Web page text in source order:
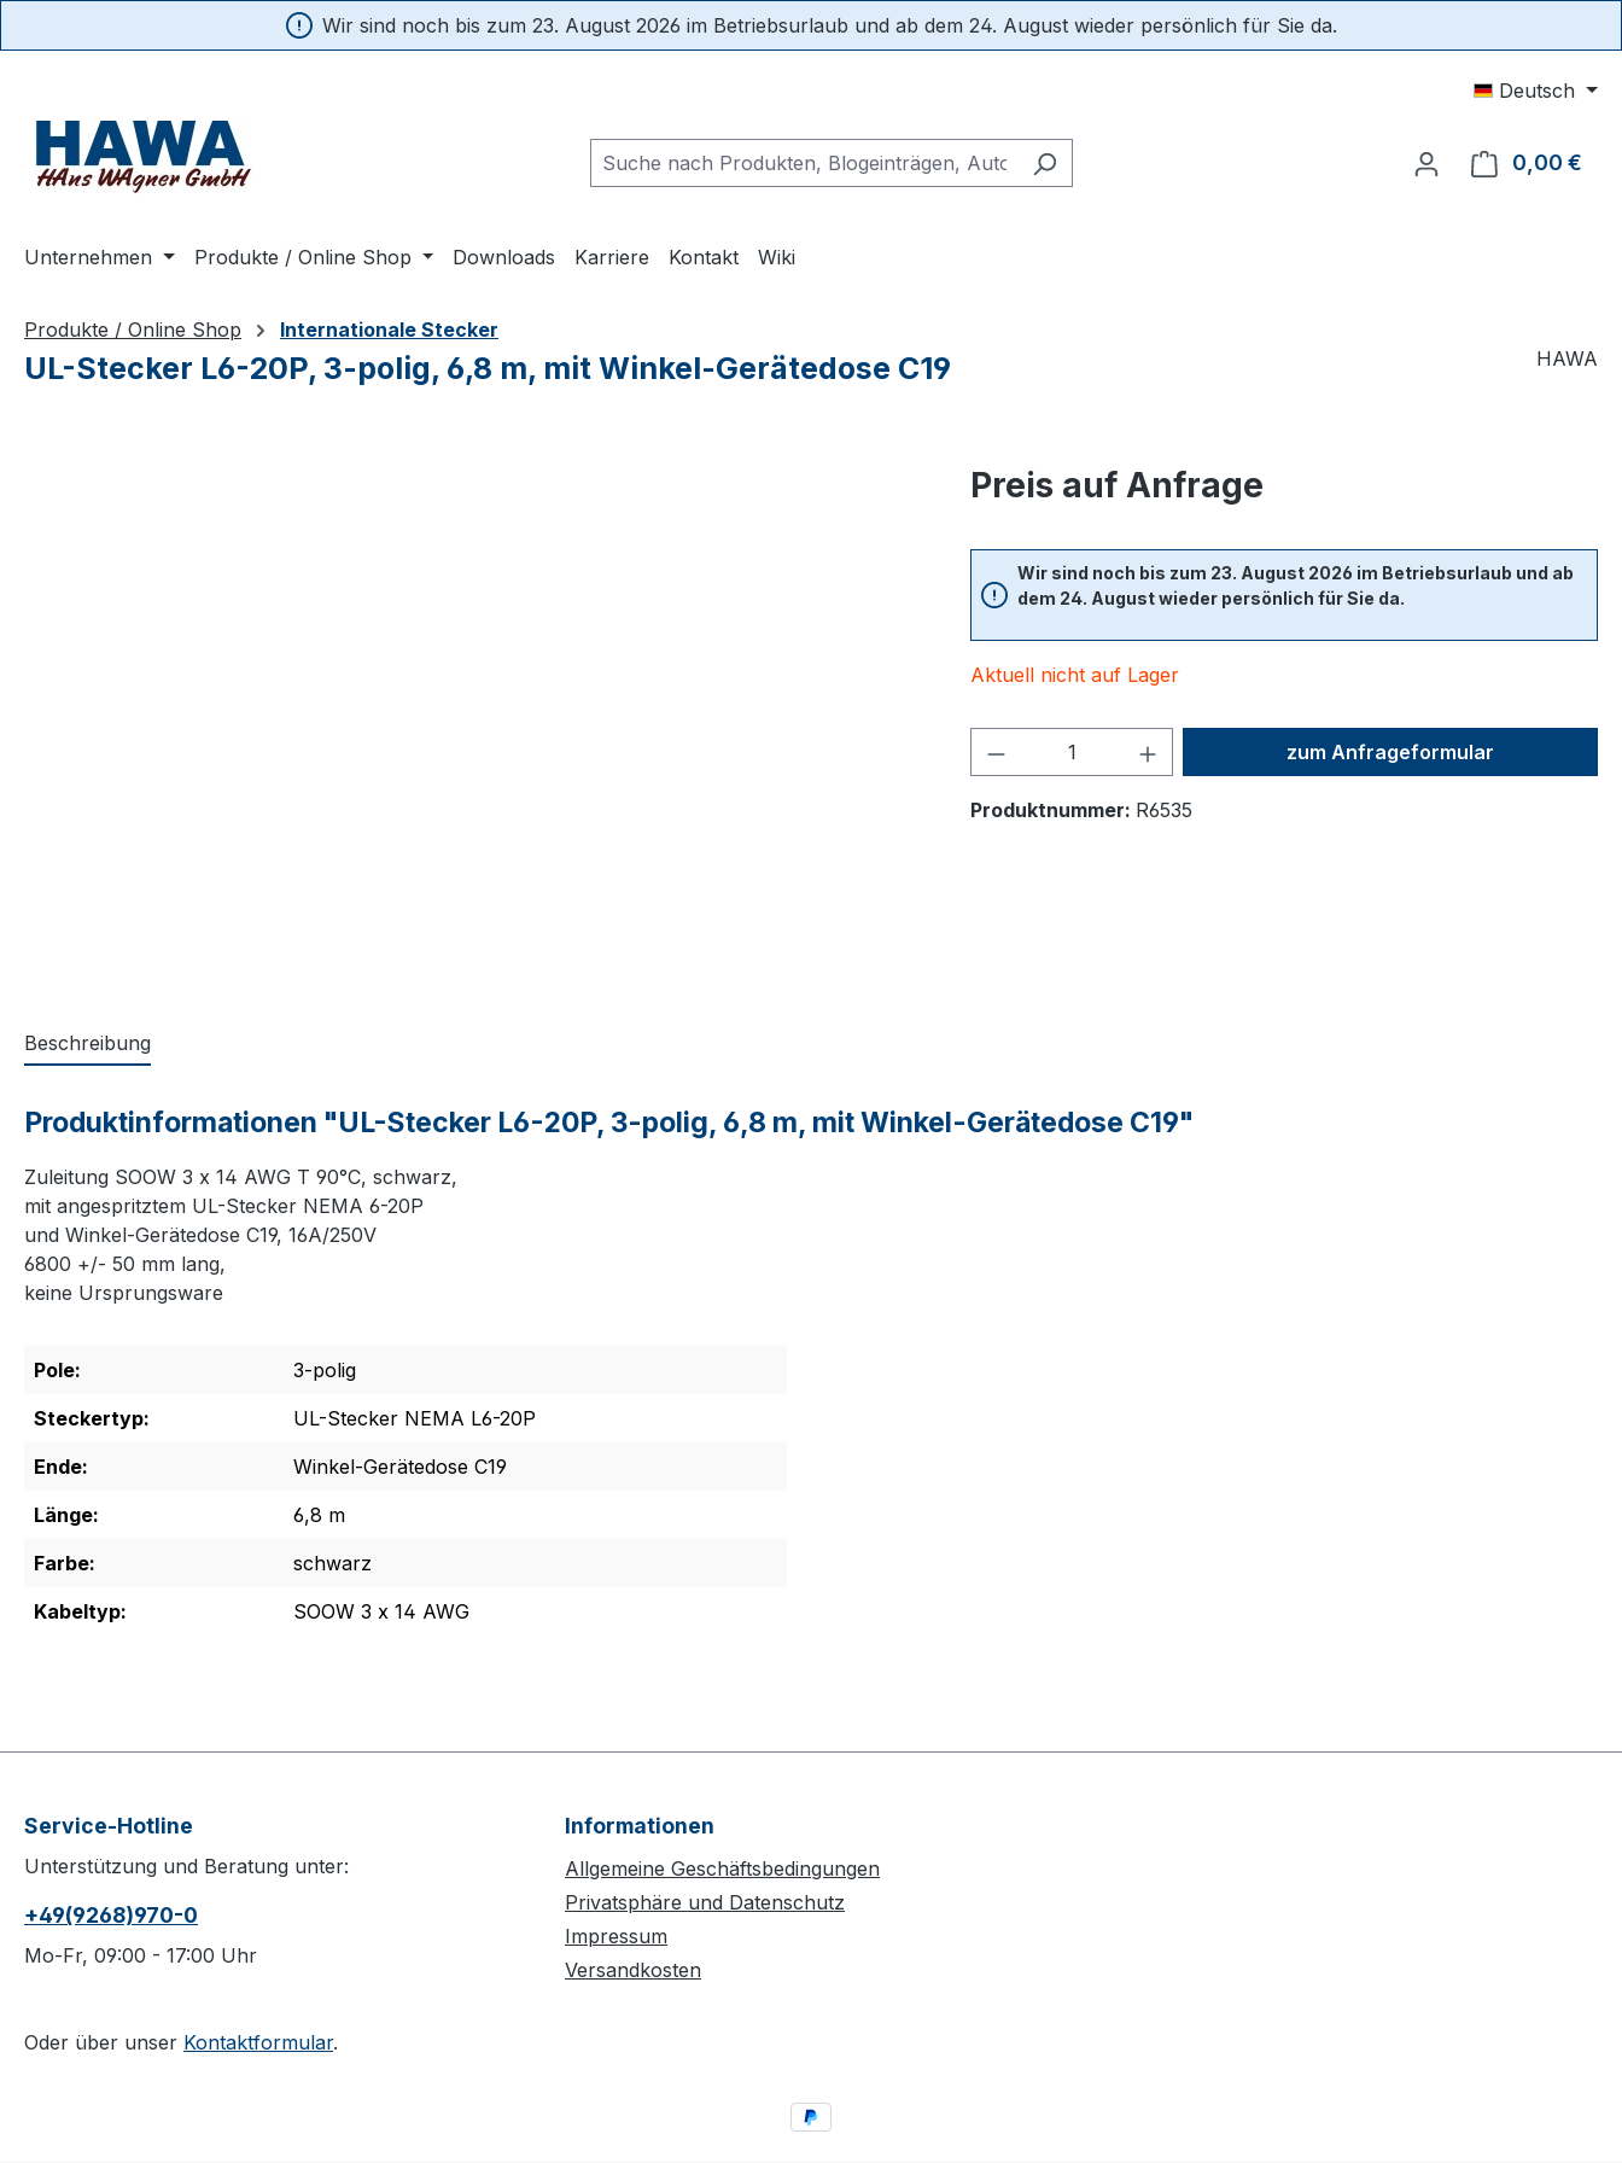
Zur Hauptnavigation springenWir sind noch bis zum 23. August 2026 im Betriebsurlaub und ab dem 24. August wieder persönlich für Sie da.
Deutsch
0,00 €
Unternehmen Produkte / Online Shop Downloads Karriere Kontakt Wiki
Produkte / Online Shop Internationale Stecker
UL-Stecker L6-20P, 3-polig, 6,8 m, mit Winkel-Gerätedose C19 HAWA
Preis auf Anfrage
Wir sind noch bis zum 23. August 2026 im Betriebsurlaub und ab
dem 24. August wieder persönlich für Sie da.
Aktuell nicht auf Lager
Produkt Anzahl: Gib den
zum Anfrageformular
Produktnummer: R6535
Beschreibung
Produktinformationen "UL-Stecker L6-20P, 3-polig, 6,8 m, mit Winkel-Gerätedose C19"
Zuleitung SOOW 3 x 14 AWG T 90°C, schwarz,
mit angespritztem UL-Stecker NEMA 6-20P
und Winkel-Gerätedose C19, 16A/250V
6800 +/- 50 mm lang,
keine Ursprungsware
Pole:
3-polig
Steckertyp:
UL-Stecker NEMA L6-20P
Ende:
Winkel-Gerätedose C19
Länge:
6,8 m
Farbe:
schwarz
Kabeltyp:
SOOW 3 x 14 AWG
Service-Hotline
Unterstützung und Beratung unter:
+49(9268)970-0
Mo-Fr, 09:00 - 17:00 Uhr
Oder über unser Kontaktformular.
Informationen
Allgemeine Geschäftsbedingungen
Privatsphäre und Datenschutz
Impressum
Versandkosten